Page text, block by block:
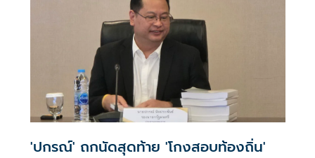
'ปกรณ์' ถกนัดสุดท้าย 'โกงสอบท้องถิ่น'